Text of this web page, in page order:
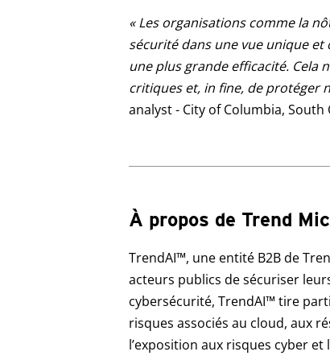
« Les organisations comme la
sécurité dans une vue unique
une plus grande efficacité. Cela
critiques et, in fine, de protéger
analyst - City of Columbia, South
À propos de Trend
TrendAI™, une entité B2B de
acteurs publics de sécuriser
cybersécurité, TrendAI™ tire
risques associés au cloud, aux
l’exposition aux risques cyber